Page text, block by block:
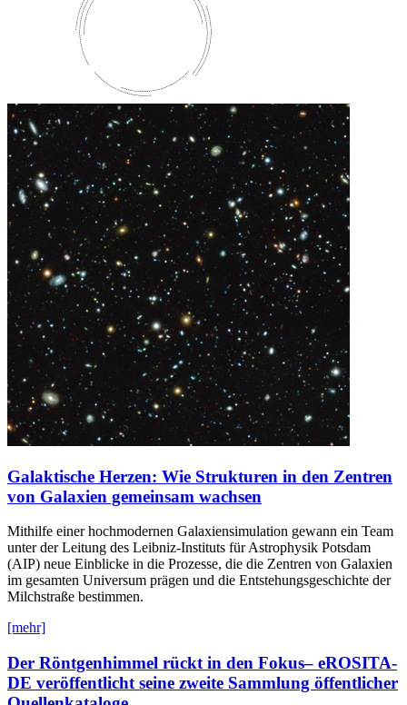
Galaktische Herzen: Wie Strukturen in den Zentren
von Galaxien gemeinsam wachsen
Mithilfe einer hochmodernen Galaxiensimulation gewann ein Team
unter der Leitung des Leibniz-Instituts für Astrophysik Potsdam
(AIP) neue Einblicke in die Prozesse, die die Zentren von Galaxien
im gesamten Universum prägen und die Entstehungsgeschichte der
Milchstraße bestimmen.
[mehr]
Der Röntgenhimmel rückt in den Fokus– eROSITA-
DE veröffentlicht seine zweite Sammlung öffentlicher